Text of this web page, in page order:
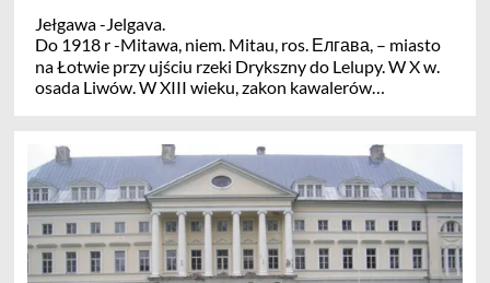
Jełgawa -Jelgava.
Do 1918 r -Mitawa, niem. Mitau, ros. Елгава, – miasto
na Łotwie przy ujściu rzeki Drykszny do Lelupy. W X w.
osada Liwów. W XIII wieku, zakon kawalerów
posiadła prawa miejskie. W 1596 była stolicą Semigalii i
rezydencją księcia Fryderyka Kettlera. W 1617
ponownie została stolicą księstwa Kurlandii i Semigalii
.Książę Kurlandii Ernest Jan Biron postawił na miejscu
zamku okazały pałac, otworzył pierwszą w mieście
publiczną bibliotekę i założył Akademię Piotra
(Academia Petrina). Od 1868 kiedy doprowadzono tu